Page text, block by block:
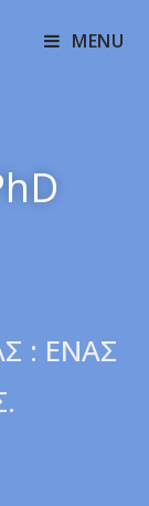
MENU
: ENAΣ